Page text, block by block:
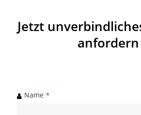
Jetzt
anfordern
Name *